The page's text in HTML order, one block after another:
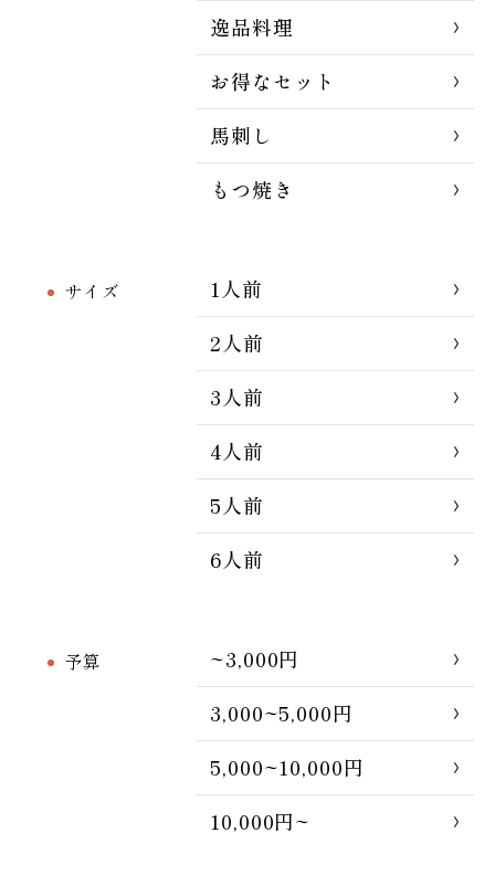
逸品料理
お得なセット
馬刺し
もつ焼き
サイズ
1人前
2人前
3人前
4人前
5人前
6人前
予算
~3,000円
3,000~5,000円
5,000~10,000円
10,000円~